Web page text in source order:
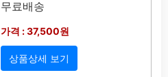
무료배송
가격 : 37,500원
상품상세 보기